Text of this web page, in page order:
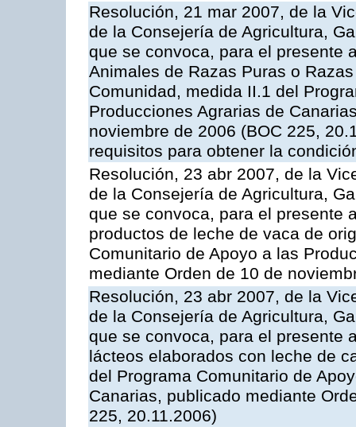
Resolución, 21 mar 2007, de la
de la Consejería de Agricultura,
que se convoca, para el presente
Animales de Razas Puras o
Comunidad, medida II.1 del
Producciones Agrarias de
noviembre de 2006 (BOC 225,
requisitos para obtener la
Resolución, 23 abr 2007, de la
de la Consejería de Agricultura,
que se convoca, para el presente
productos de leche de vaca de
Comunitario de Apoyo a las
mediante Orden de 10 de
Resolución, 23 abr 2007, de la
de la Consejería de Agricultura,
que se convoca, para el presente
lácteos elaborados con leche de
del Programa Comunitario de
Canarias, publicado mediante
225, 20.11.2006)